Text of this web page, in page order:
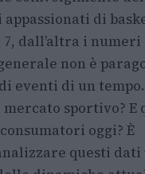
di
7, dall’altra i
non è
eventi di un tempo.
sportivo? E
oggi? È
questi